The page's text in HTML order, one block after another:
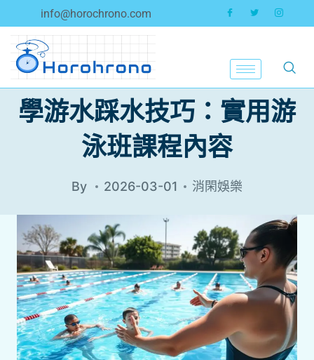
info@horochrono.com
學游水踩水技巧：實用游
泳班課程內容
By 2026-03-01 消閑娛樂